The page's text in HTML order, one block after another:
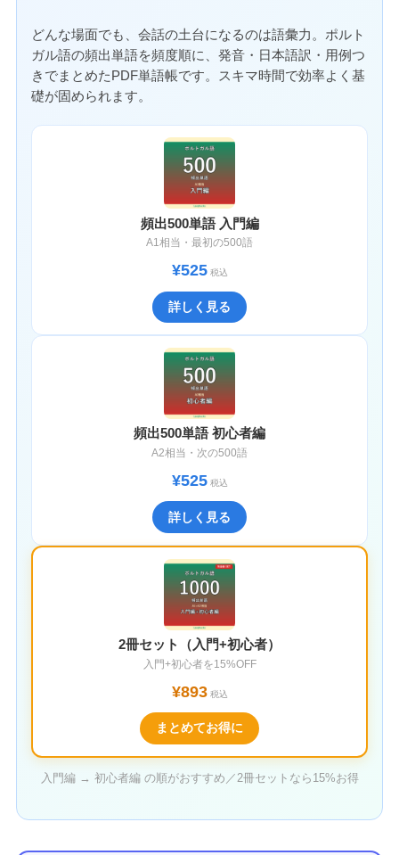
どんな場面でも、会話の土台になるのは語彙力。ポルト
ガル語の頻出単語を頻度順に、発音・日本語訳・用例つ
きでまとめたPDF単語帳です。スキマ時間で効率よく基
礎が固められます。
頻出500単語 入門編
A1相当・最初の500語
¥525税込
詳しく見る
頻出500単語 初心者編
A2相当・次の500語
¥525税込
詳しく見る
2冊セット（入門+初心者）
入門+初心者を15%OFF
¥893税込
まとめてお得に
入門編 → 初心者編 の順がおすすめ／2冊セットなら15%お得